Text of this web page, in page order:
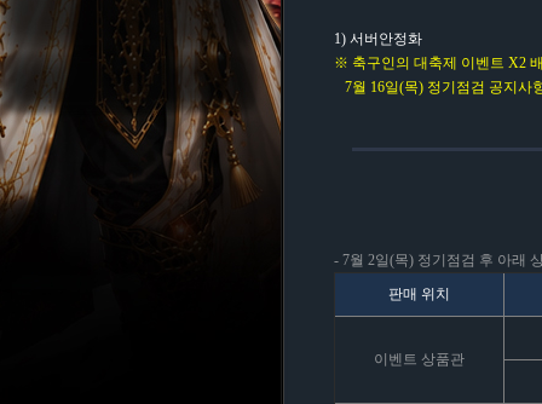
1) 서버안정화
※ 축구인의 대축제 이벤트 X2
7월 16일(목) 정기점검 공지사
- 7월 2일(목) 정기점검 후 아래
판매 위치
이벤트 상품관